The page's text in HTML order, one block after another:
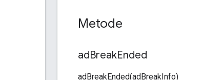
Metode
adBreakEnded
adBreakEnded(adBreakInfo)